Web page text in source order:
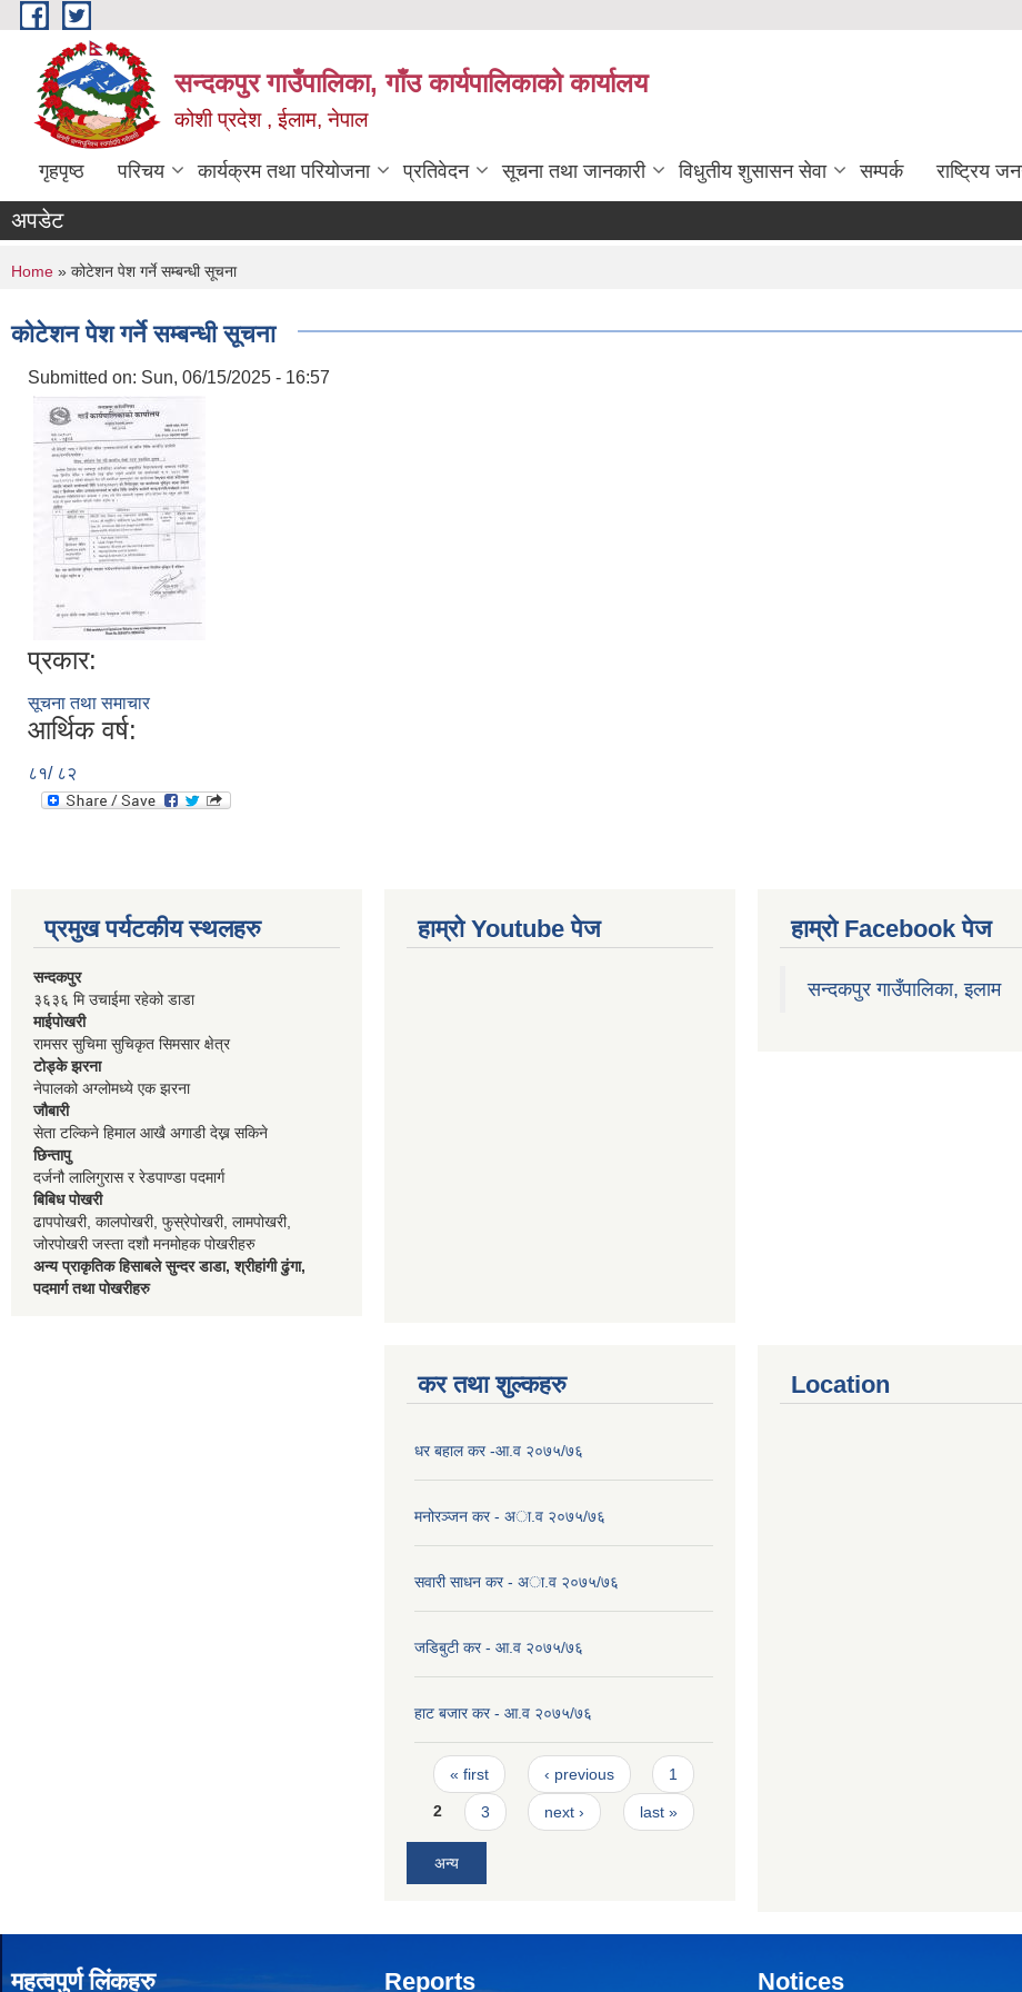
Skip to main content
सन्दकपुर गाउँपालिका, गाँउ कार्यपालिकाको कार्यालय
कोशी प्रदेश , ईलाम, नेपाल
गृहपृष्ठ परिचय कार्यक्रम तथा परियोजना प्रतिवेदन सूचना तथा जानकारी विधुतीय शुसासन सेवा सम्पर्क राष्ट्रिय
अपडेट
You are here
Home » कोटेशन पेश गर्ने सम्बन्धी सूचना
कोटेशन पेश गर्ने सम्बन्धी सूचना
Submitted on: Sun, 06/15/2025 - 16:57
प्रकार:
सूचना तथा समाचार
आर्थिक वर्ष:
८१/ ८२
प्रमुख पर्यटकीय स्थलहरु
सन्दकपुर
३६३६ मि उचाईमा रहेको डाडा
माईपोखरी
रामसर सुचिमा सुचिकृत सिमसार क्षेत्र
टोड्के झरना
नेपालको अग्लोमध्ये एक झरना
जौबारी
सेता टल्किने हिमाल आखै अगाडी देख्न सकिने
छिन्तापु
दर्जनौ लालिगुरास र रेडपाण्डा पदमार्ग
बिबिध पोखरी
ढापपोखरी, कालपोखरी, फुस्रेपोखरी, लामपोखरी,
जोरपोखरी जस्ता दशौ मनमोहक पोखरीहरु
अन्य प्राकृतिक हिसाबले सुन्दर डाडा, श्रीहांगी ढुंगा,
पदमार्ग तथा पोखरीहरु
हाम्रो Youtube पेज हाम्रो Facebook पेज
सन्दकपुर गाउँपालिका, इलाम
कर तथा शुल्कहरु
धर बहाल कर -आ.व २०७५/७६
मनोरञ्जन कर - अा.व २०७५/७६
सवारी साधन कर - अा.व २०७५/७६
जडिबुटी कर - आ.व २०७५/७६
हाट बजार कर - आ.व २०७५/७६
Pages
« first ‹ previous 1
2 3 next › last »
अन्य
Location
महत्वपुर्ण लिंकहरु Reports Notices